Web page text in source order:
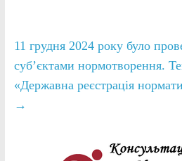
11 грудня 2024 року було
суб’єктами нормотворення.
«Державна реєстрація
→